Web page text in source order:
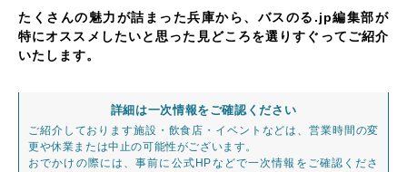
たくさんの魅力が詰まった兵庫から、バスのる.jp編集部が
特にオススメしたいと思った見どころを選りすぐってご紹介
いたします。
詳細は一次情報をご確認ください
ご紹介しております施設・飲食店・イベントなどは、営業時間の変
更や休業または中止の可能性がございます。
おでかけの際には、事前に公式HPなどで一次情報をご確認くださ